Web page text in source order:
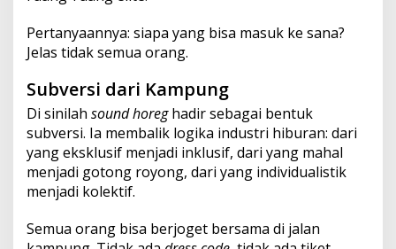
Pertanyaannya: siapa yang bisa masuk ke sana?
Jelas tidak semua orang.
Subversi dari Kampung
Di sinilah sound horeghadir sebagai bentuk
subversi. Ia membalik logika industri hiburan: dari
yang eksklusif menjadi inklusif, dari yang mahal
menjadi gotong royong, dari yang individualistik
menjadi kolektif.
Semua orang bisa berjoget bersama di jalan